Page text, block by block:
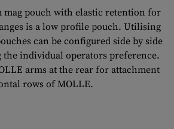
mag pouch with elastic retention for
is a low profile pouch. Utilising
can be configured side by side
the individual operators preference.
arms at the rear for attachment
rows of MOLLE.